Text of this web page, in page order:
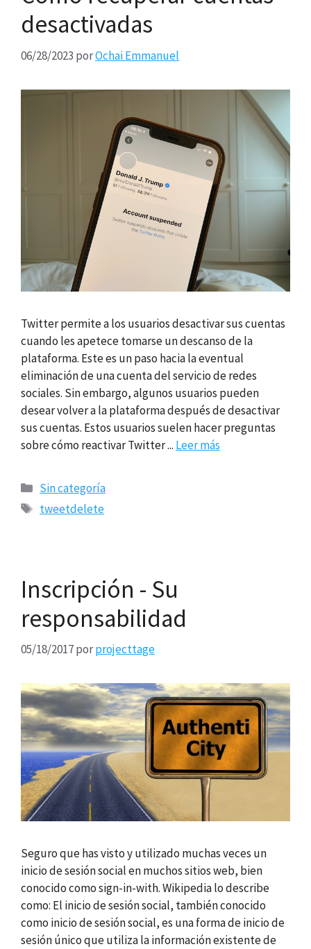
desactivadas
06/28/2023 porOchai Emmanuel
Twitter permite a los usuarios desactivar sus cuentas
cuando les apetece tomarse un descanso de la
plataforma. Este es un paso hacia la eventual
eliminación de una cuenta del servicio de redes
sociales. Sin embargo, algunos usuarios pueden
desear volver a la plataforma después de desactivar
sus cuentas. Estos usuarios suelen hacer preguntas
sobre cómo reactivar Twitter ... Leer más
Categorías
Sin categoría
Etiquetas
tweetdelete
Inscripción - Su
responsabilidad
05/18/2017porprojecttage
Seguro que has visto y utilizado muchas veces un
inicio de sesión social en muchos sitios web, bien
conocido como sign-in-with. Wikipedia lo describe
como: El inicio de sesión social, también conocido
como inicio de sesión social, es una forma de inicio de
sesión único que utiliza la información existente de